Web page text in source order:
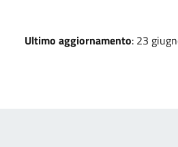
Ultimo aggiornamento: 23